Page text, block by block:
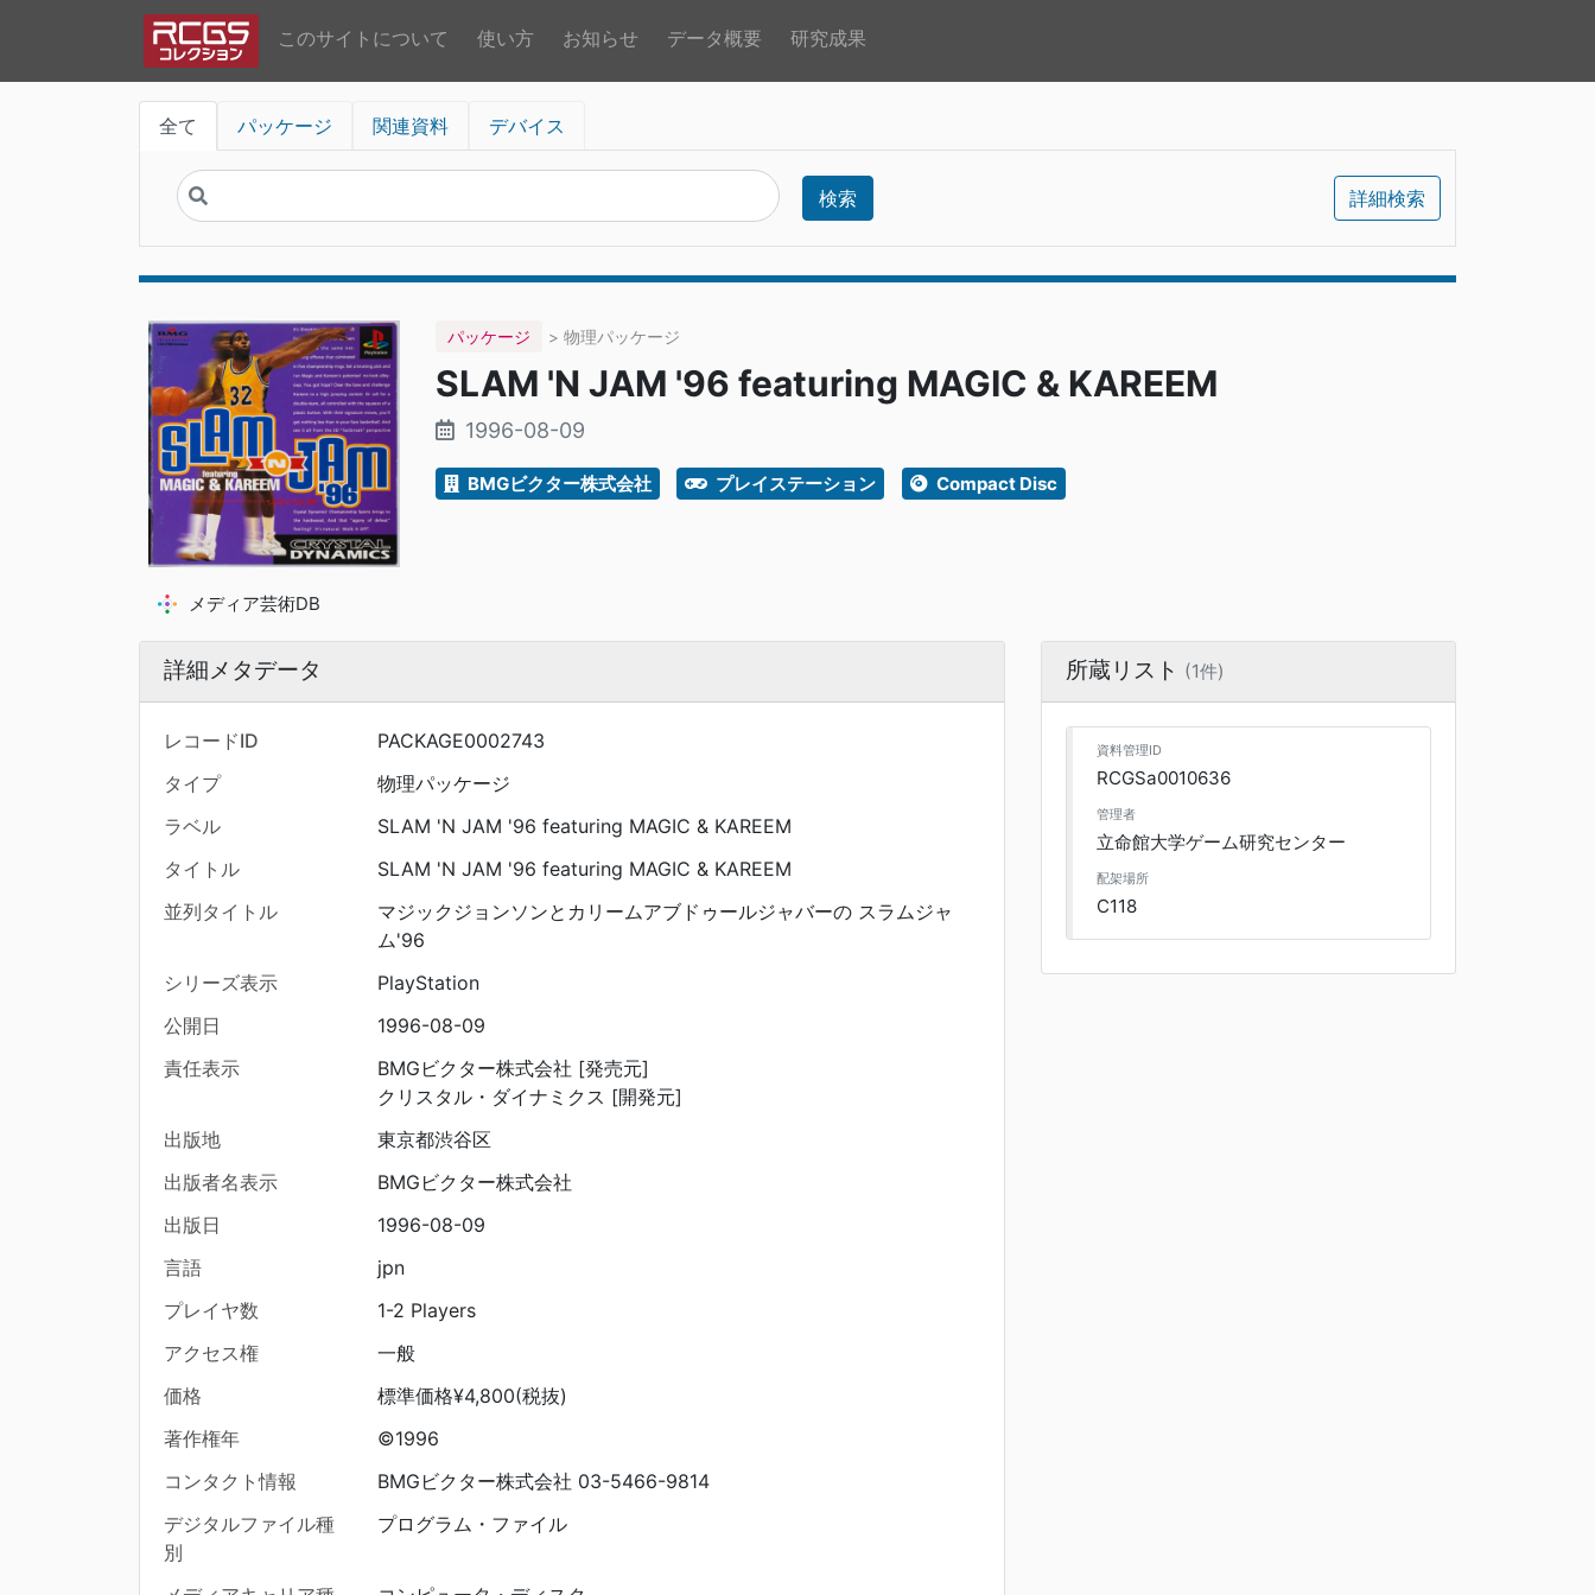
このサイトについて 使い方 お知らせ データ概要 研究成果
全て パッケージ 関連資料 デバイス
検索 詳細検索
パッケージ > 物理パッケージ
SLAM 'N JAM '96 featuring MAGIC & KAREEM
1996-08-09
BMGビクター株式会社 プレイステーション Compact Disc
メディア芸術DB
詳細メタデータ
レコードID
PACKAGE0002743
タイプ
物理パッケージ
ラベル
SLAM 'N JAM '96 featuring MAGIC & KAREEM
タイトル
SLAM 'N JAM '96 featuring MAGIC & KAREEM
並列タイトル
マジックジョンソンとカリームアブドゥールジャバーの スラムジャ
ム'96
シリーズ表示
PlayStation
公開日
1996-08-09
責任表示
BMGビクター株式会社 [発売元]
クリスタル・ダイナミクス [開発元]
出版地
東京都渋谷区
出版者名表示
BMGビクター株式会社
出版日
1996-08-09
言語
jpn
プレイヤ数
1-2 Players
アクセス権
一般
価格
標準価格¥4,800(税抜)
著作権年
©1996
コンタクト情報
BMGビクター株式会社 03-5466-9814
デジタルファイル種
別
プログラム・ファイル
所蔵リスト (1件)
資料管理ID
RCGSa0010636
管理者
立命館大学ゲーム研究センター
配架場所
C118